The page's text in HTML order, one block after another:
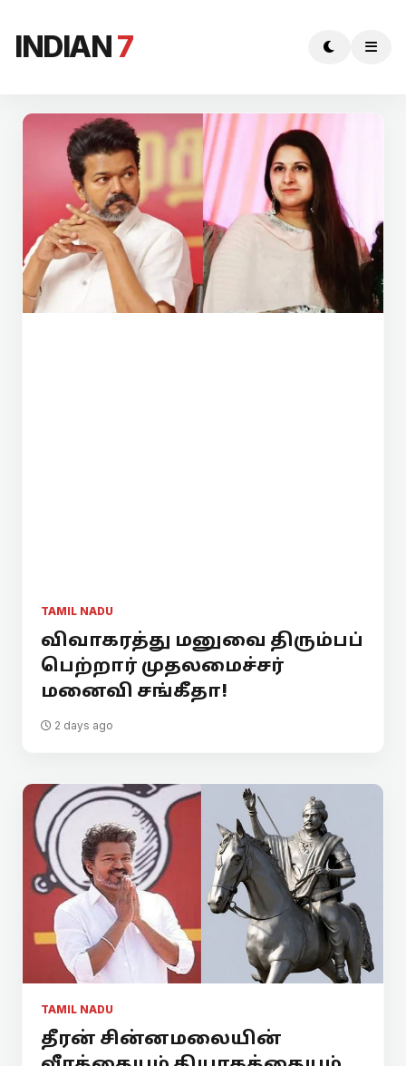
INDIAN7
TAMIL NADU
விவாகரத்து மனுவை திரும்பப்
பெற்றார் முதலமைச்சர்
மனைவி சங்கீதா!
2 days ago
TAMIL NADU
தீரன் சின்னமலையின்